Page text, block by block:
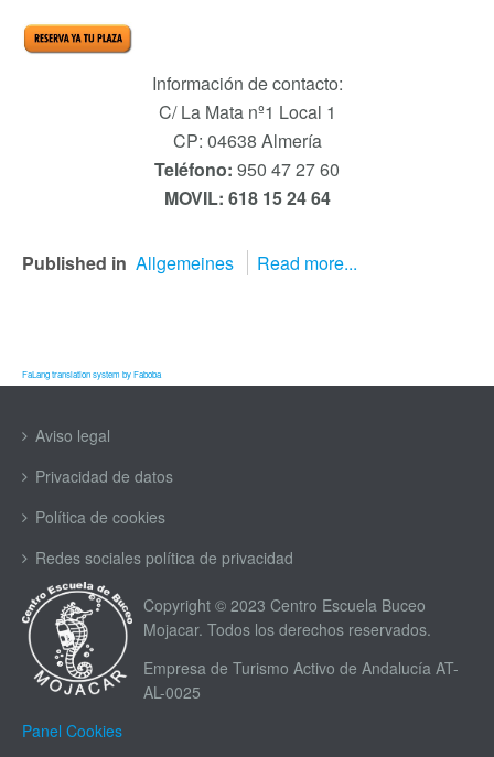
Información de contacto:
C/ La Mata nº1 Local 1
CP: 04638 Almería
Teléfono: 950 47 27 60
MOVIL: 618 15 24 64
Published in Allgemeines Read more...
FaLang translation system by Faboba
Aviso legal
Privacidad de datos
Política de cookies
Redes sociales política de privacidad
Copyright © 2023 Centro Escuela Buceo
Mojacar. Todos los derechos reservados.
Empresa de Turismo Activo de Andalucía AT-
AL-0025
Panel Cookies